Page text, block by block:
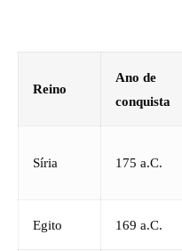
Reino
Ano de
conquista
Síria 175 a.C.
Egito 169 a.C.